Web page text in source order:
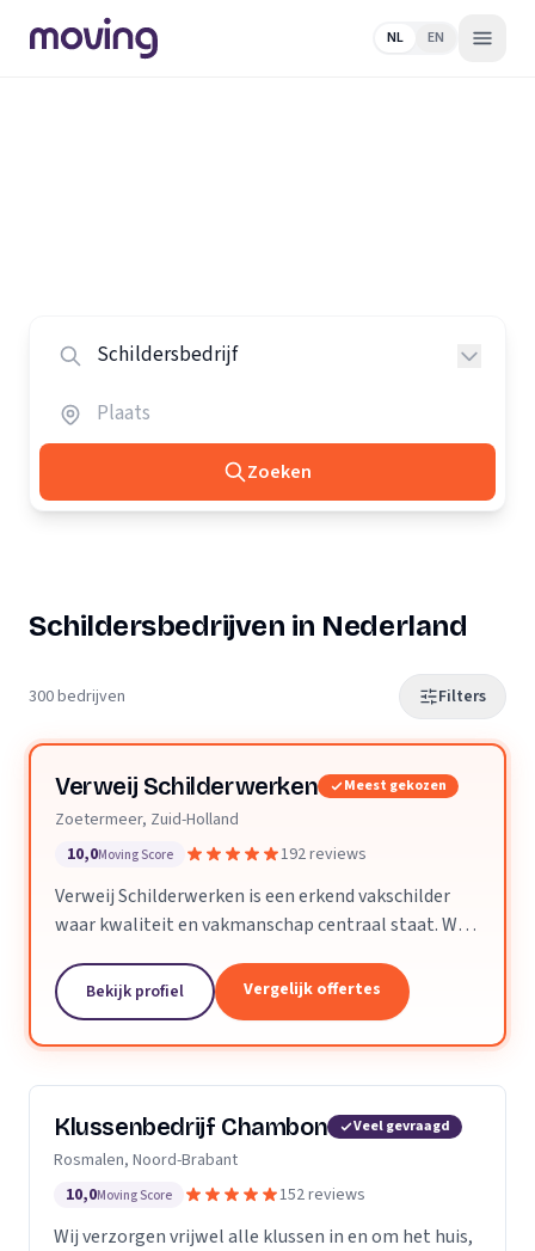
NL EN
Zoeken
Schildersbedrijven in Nederland
300 bedrijven Filters
Verweij Schilderwerken Meest gekozen
Zoetermeer, Zuid-Holland
10,0Moving Score 192 reviews
Verweij Schilderwerken is een erkend vakschilder
waar kwaliteit en vakmanschap centraal staat. Wij
opgeleverde werk.
Bekijk profiel Vergelijk offertes
Klussenbedrijf Chambon Veel gevraagd
Rosmalen, Noord-Brabant
10,0Moving Score 152 reviews
Wij verzorgen vrijwel alle klussen in en om het huis,